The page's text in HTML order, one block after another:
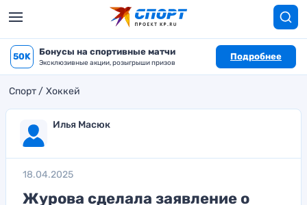
50K Бонусы на спортивные матчи
Эксклюзивные акции, розыгрыши призов
Подробнее
Спорт Хоккей
Илья Масюк
18.04.2025
Журова сделала заявление о